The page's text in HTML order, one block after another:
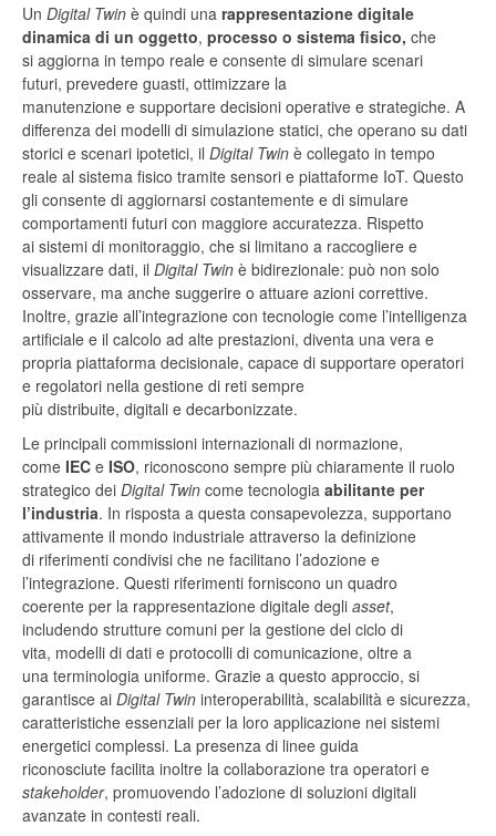
Un Digital Twin è quindi una rappresentazione digitale
dinamica di un oggetto, processo o sistema fisico, che
si aggiorna in tempo reale e consente di simulare scenari
futuri, prevedere guasti, ottimizzare la
manutenzione e supportare decisioni operative e strategiche. A
differenza dei modelli di simulazione statici, che operano su dati
storici e scenari ipotetici, il Digital Twin è collegato in tempo
reale al sistema fisico tramite sensori e piattaforme IoT. Questo
gli consente di aggiornarsi costantemente e di simulare
comportamenti futuri con maggiore accuratezza. Rispetto
ai sistemi di monitoraggio, che si limitano a raccogliere e
visualizzare dati, il Digital Twin è bidirezionale: può non solo
osservare, ma anche suggerire o attuare azioni correttive.
Inoltre, grazie all’integrazione con tecnologie come l’intelligenza
artificiale e il calcolo ad alte prestazioni, diventa una vera e
propria piattaforma decisionale, capace di supportare operatori
e regolatori nella gestione di reti sempre
più distribuite, digitali e decarbonizzate.
Le principali commissioni internazionali di normazione,
come IEC e ISO, riconoscono sempre più chiaramente il ruolo
strategico dei Digital Twin come tecnologia abilitante per
l’industria. In risposta a questa consapevolezza, supportano
attivamente il mondo industriale attraverso la definizione
di riferimenti condivisi che ne facilitano l’adozione e
l’integrazione. Questi riferimenti forniscono un quadro
coerente per la rappresentazione digitale degli asset,
includendo strutture comuni per la gestione del ciclo di
vita, modelli di dati e protocolli di comunicazione, oltre a
una terminologia uniforme. Grazie a questo approccio, si
garantisce ai Digital Twin interoperabilità, scalabilità e sicurezza,
caratteristiche essenziali per la loro applicazione nei sistemi
energetici complessi. La presenza di linee guida
riconosciute facilita inoltre la collaborazione tra operatori e
stakeholder, promuovendo l’adozione di soluzioni digitali
avanzate in contesti reali.